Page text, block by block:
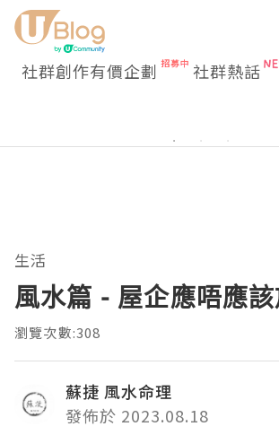
社群創作有價企劃 社群熱話
生活
風水篇 - 屋企應唔應該
瀏覽次數:308
蘇捷 風水命理
發佈於 2023.08.18